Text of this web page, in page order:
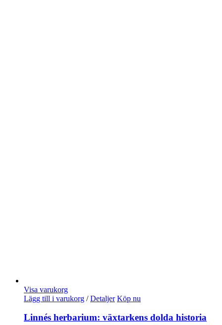
Visa varukorg
Lägg till i varukorg / Detaljer Köp nu
Linnés herbarium: växtarkens dolda historia